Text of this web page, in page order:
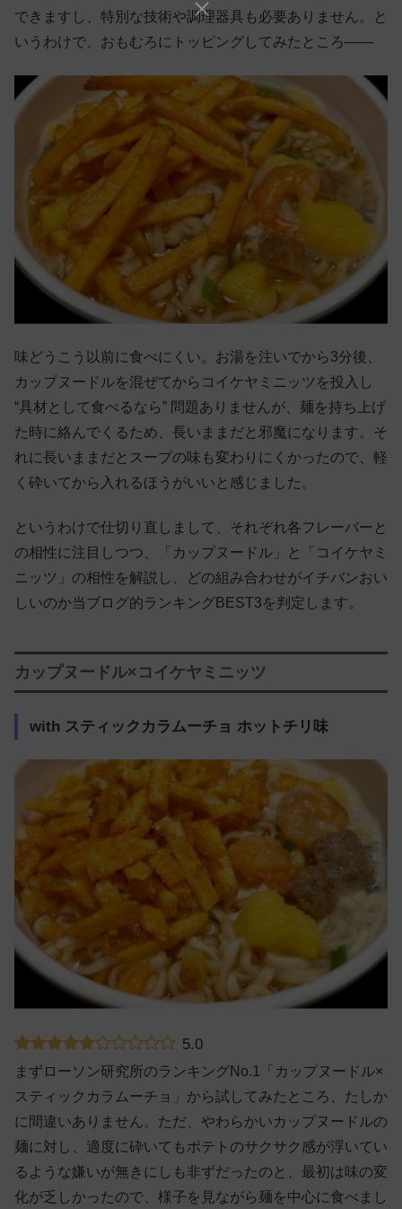
できますし、特別な技術や調理器具も必要ありません。と
いうわけで、おもむろにトッピングしてみたところ——
味どうこう以前に食べにくい。お湯を注いでから3分後、
カップヌードルを混ぜてからコイケヤミニッツを投入し
“具材として食べるなら” 問題ありませんが、麺を持ち上げ
た時に絡んでくるため、長いままだと邪魔になります。そ
れに長いままだとスープの味も変わりにくかったので、軽
く砕いてから入れるほうがいいと感じました。
というわけで仕切り直しまして、それぞれ各フレーバーと
の相性に注目しつつ、「カップヌードル」と「コイケヤミ
ニッツ」の相性を解説し、どの組み合わせがイチバンおい
しいのか当ブログ的ランキングBEST3を判定します。
カップヌードル×コイケヤミニッツ
with スティックカラムーチョ ホットチリ味
5.0
まずローソン研究所のランキングNo.1「カップヌードル×
スティックカラムーチョ」から試してみたところ、たしか
に間違いありません。ただ、やわらかいカップヌードルの
麺に対し、適度に砕いてもポテトのサクサク感が浮いてい
るような嫌いが無きにしも非ずだったのと、最初は味の変
化が乏しかったので、様子を見ながら麺を中心に食べまし